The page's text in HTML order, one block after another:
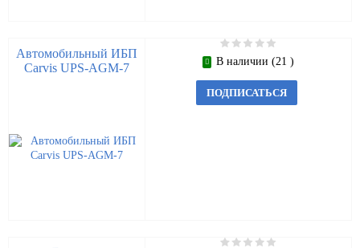
Автомобильный ИБП
Carvis UPS-AGM-7
В наличии (21 )
ПОДПИСАТЬСЯ